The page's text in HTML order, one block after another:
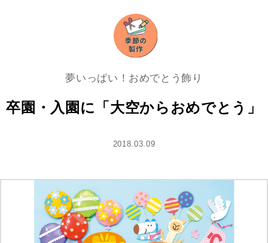
夢いっぱい！おめでとう飾り
卒園・入園に「大空からおめでとう」
2018.03.09